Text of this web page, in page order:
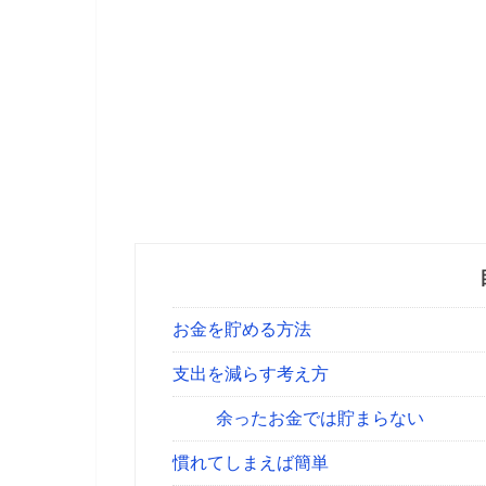
お金を貯める方法
支出を減らす考え方
余ったお金では貯まらない
慣れてしまえば簡単